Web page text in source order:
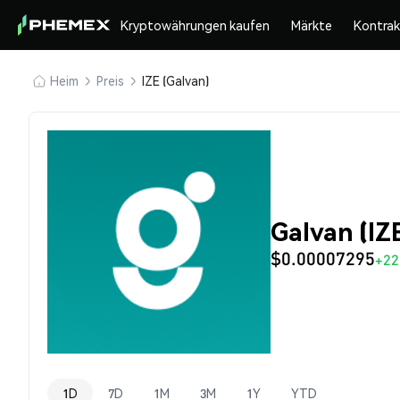
Kryptowährungen kaufen Märkte
Heim Preis IZE (Galvan)
Galvan
$0.00007295
1D 7D 1M 3M 1Y YTD